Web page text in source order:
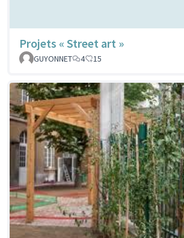
Projets « Street art »
GUYONNET
4 15